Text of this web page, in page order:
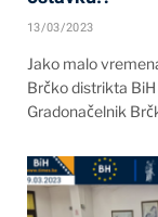
13/03/2023
Jako malo
Brčko distrikta
Gradonačelnik